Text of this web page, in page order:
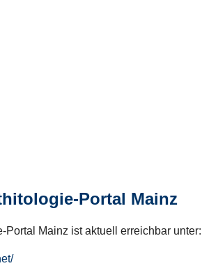
Portal Mainz
Portal Mainz ist aktuell erreichbar unter: